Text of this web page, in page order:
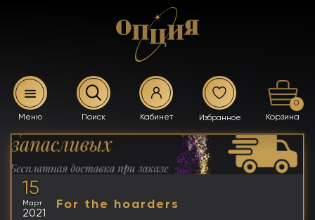
0
15
Март
2021
For the hoarders